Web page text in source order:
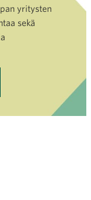
yritysten
sekä